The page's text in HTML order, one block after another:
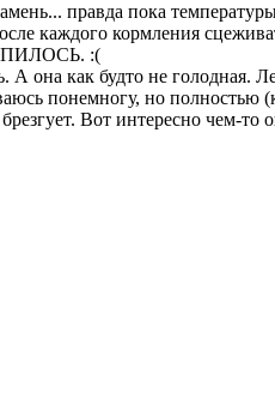
правда пока
каждого кормления
:(
А она как будто не голодная.
понемногу, но
Вот интересно чем-